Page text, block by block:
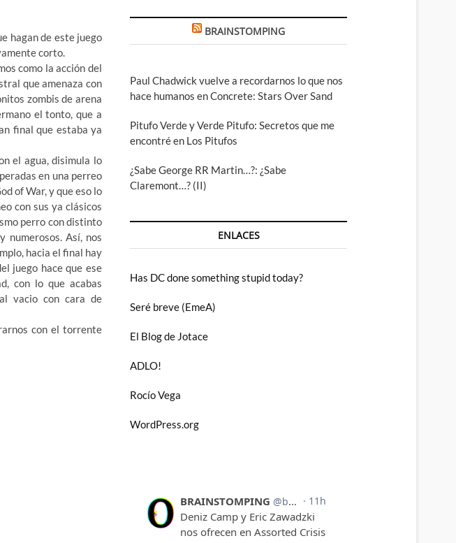
hagan de este juego
corto.
como la acción del
que amenaza con
zombis de arena
el tonto, que a
final que estaba ya
el agua, disimula lo
en una perreo
of War, y que eso lo
con sus ya clásicos
perro con distinto
Así, nos
hacia el final hay
juego hace que ese
con lo que acabas
vacio con cara de
con el torrente
BRAINSTOMPING
Paul Chadwick vuelve a recordarnos lo que nos
hace humanos en Concrete: Stars Over Sand
Pitufo Verde y Verde Pitufo: Secretos que me
encontré en Los Pitufos
¿Sabe George RR Martin…?: ¿Sabe
Claremont…? (II)
ENLACES
Has DC done something stupid today?
Seré breve (EmeA)
El Blog de Jotace
ADLO!
Rocío Vega
WordPress.org